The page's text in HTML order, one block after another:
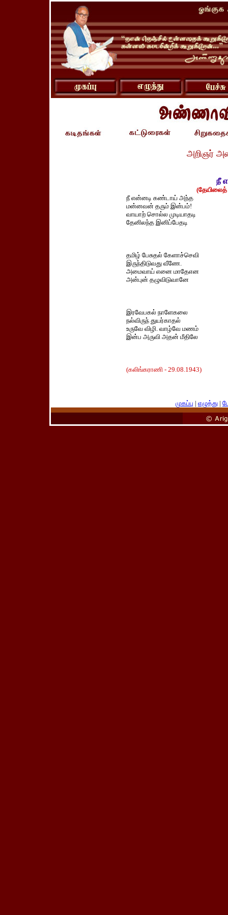
அறிஞர்
நீ
நீ என்னடி கண்டாய் அந்த
மன்னவன் தரும் இன்பம்!
வாயாற் சொல்ல முடியாதடி
தேனிலந்த இனிப்பேதடி
தமிழ் பேசுதல் கேளாச்செவி
இருந்திடுவது வீணே.
அமைவாய் எனை மாதேஎன
அன்புன் தழுவிடுவானே
இரவேபகல் நாளேகலை
நல்விருந் துயர்காதல்
உருவே விழி. வாழ்வே மணம்
இன்ப அருவி அதன் மீதிலே
(கலிங்கராணி - 29.08.1943)
முகப்பு | எழுத்து |